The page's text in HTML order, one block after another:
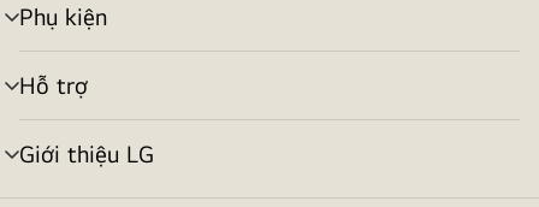
Phụ kiện
bật/tắt
menu
Hỗ trợ
bật/tắt
menu
Giới thiệu LG
bật/tắt